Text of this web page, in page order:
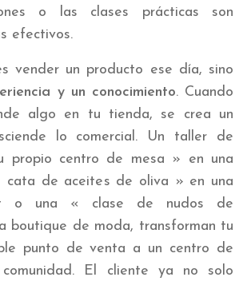
o las clases prácticas son
efectivos.
vender un producto ese día, sino
y un conocimiento. Cuando
algo en tu tienda, se crea un
lo comercial. Un taller de
propio centro de mesa » en una
cata de aceites de oliva » en una
o una « clase de nudos de
boutique de moda, transforman tu
punto de venta a un centro de
comunidad. El cliente ya no solo